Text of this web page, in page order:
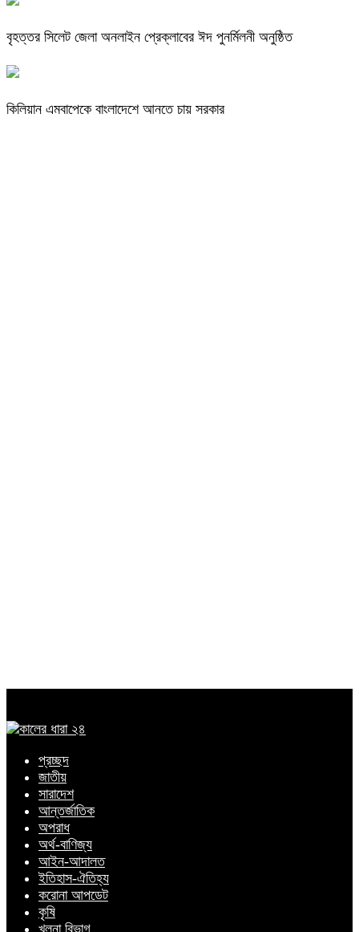
বৃহত্তর সিলেট জেলা অনলাইন প্রেক্লাবের ঈদ পুনর্মিলনী অনুষ্ঠিত
কিলিয়ান এমবাপেকে বাংলাদেশে আনতে চায় সরকার
প্রচ্ছদ
জাতীয়
সারাদেশ
আন্তর্জাতিক
অপরাধ
অর্থ-বাণিজ্য
আইন-আদালত
ইতিহাস-ঐতিহ্য
করোনা আপডেট
কৃষি
খুলনা বিভাগ